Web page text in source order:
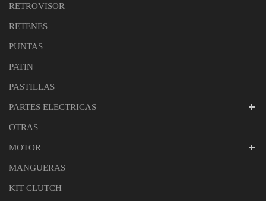
RETROVISOR
RETENES
PUNTAS
PATIN
PASTILLAS
PARTES ELECTRICAS
OTRAS
MOTOR
MANGUERAS
KIT CLUTCH